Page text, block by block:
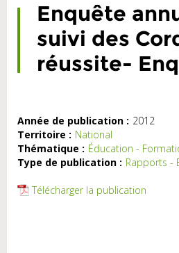
Enquête
suivi des
réussite-
Année de publication : 2012
Territoire : National
Thématique : Éducation -
Type de publication : Rapports -
Télécharger la publication